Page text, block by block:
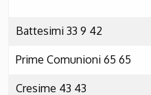
Battesimi 33 9 42
Prime Comunioni 65 65
Cresime 43 43